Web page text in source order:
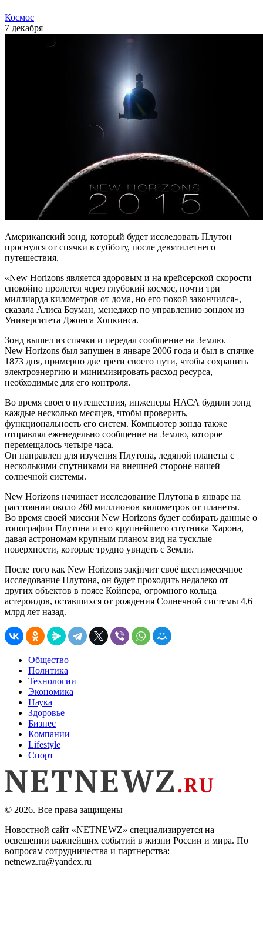
Космос
7 декабря
Американский зонд, который будет исследовать Плутон
проснулся от спячки в субботу, после девятилетнего
путешествия.
«New Horizons является здоровым и на крейсерской скорости
спокойно пролетел через глубокий космос, почти три
миллиарда километров от дома, но его покой закончился»,
сказала Алиса Боуман, менеджер по управлению зондом из
Университета Джонса Хопкинса.
Зонд вышел из спячки и передал сообщение на Землю.
New Horizons был запущен в январе 2006 года и был в спячке
1873 дня, примерно две трети своего пути, чтобы сохранить
электроэнергию и минимизировать расход ресурса,
необходимые для его контроля.
Во время своего путешествия, инженеры НАСА будили зонд
каждые несколько месяцев, чтобы проверить,
функциональность его систем. Компьютер зонда также
отправлял еженедельно сообщение на Землю, которое
перемещалось четыре часа.
Он направлен ​​для изучения Плутона, ледяной планеты с
несколькими спутниками на внешней стороне нашей
солнечной системы.
New Horizons начинает исследование Плутона в январе на
расстоянии около 260 миллионов километров от планеты.
Во время своей миссии New Horizons будет собирать данные о
топографии Плутона и его крупнейшего спутника Харона,
давая астрономам крупным планом вид на тусклые
поверхности, которые трудно увидеть с Земли.
После того как New Horizons закjнчит своё шестимесячное
исследование Плутона, он будет проходить недалеко от
других объектов в поясе Койпера, огромного кольца
астероидов, оставшихся от рождения Солнечной системы 4,6
млрд лет назад.
Общество
Политика
Технологии
Экономика
Наука
Здоровье
Бизнес
Компании
Lifestyle
Спорт
© 2026. Все права защищены
Новостной сайт «NETNEWZ» специализируется на
освещении важнейших событий в жизни России и мира. По
вопросам сотрудничества и партнерства:
netnewz.ru@yandex.ru